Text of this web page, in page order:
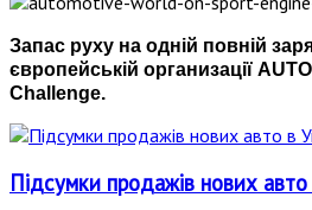
Запас руху на одній повній
європейській организації
Challenge.
Підсумки продажів нових авто